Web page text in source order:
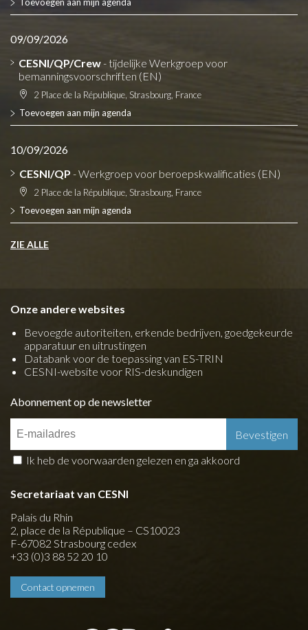
09/09/2026
CESNI/QP/Crew- tijdelijke Werkgroep voor
bemanningsvoorschriften (EN)
2 Place de la République, Strasbourg, France
Toevoegen aan mijn agenda
10/09/2026
CESNI/QP - Werkgroep voor beroepskwalificaties (EN)
2 Place de la République, Strasbourg, France
Toevoegen aan mijn agenda
ZIE ALLE
Onze andere websites
Bevoegde autoriteiten, erkende bedrijven, goedgekeurde
apparatuur en uitrustingen
Databank voor de toepassing van ES-TRIN
CESNI-website voor RIS-deskundigen
Abonnement op de newsletter
Ik heb de voorwaarden gelezen en ga akkoord
Secretariaat van CESNI
Palais du Rhin
2, place de la République – CS10023
F-67082 Strasbourg cedex
+33 (0)3 88 52 20 10
Contact opnemen